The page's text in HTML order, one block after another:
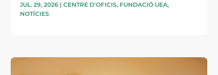
JUL. 29, 2026 |CENTRE D'OFICIS, FUNDACIÓ UEA,
NOTÍCIES